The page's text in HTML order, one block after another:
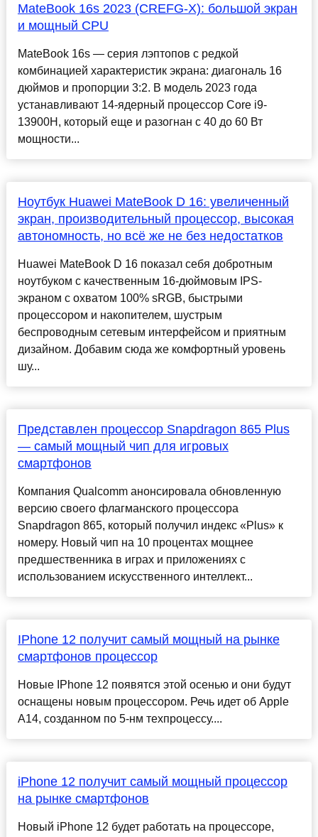
MateBook 16s 2023 (CREFG-X): большой экран
и мощный CPU
MateBook 16s — серия лэптопов с редкой
комбинацией характеристик экрана: диагональ 16
дюймов и пропорции 3:2. В модель 2023 года
устанавливают 14-ядерный процессор Core i9-
13900H, который еще и разогнан с 40 до 60 Вт
мощности...
Ноутбук Huawei MateBook D 16: увеличенный
экран, производительный процессор, высокая
автономность, но всё же не без недостатков
Huawei MateBook D 16 показал себя добротным
ноутбуком с качественным 16-дюймовым IPS-
экраном с охватом 100% sRGB, быстрыми
процессором и накопителем, шустрым
беспроводным сетевым интерфейсом и приятным
дизайном. Добавим сюда же комфортный уровень
шу...
Представлен процессор Snapdragon 865 Plus
— самый мощный чип для игровых
смартфонов
Компания Qualcomm анонсировала обновленную
версию своего флагманского процессора
Snapdragon 865, который получил индекс «Plus» к
номеру. Новый чип на 10 процентах мощнее
предшественника в играх и приложениях с
использованием искусственного интеллект...
IPhone 12 получит самый мощный на рынке
смартфонов процессор
Новые IPhone 12 появятся этой осенью и они будут
оснащены новым процессором. Речь идет об Apple
A14, созданном по 5-нм техпроцессу....
iPhone 12 получит самый мощный процессор
на рынке смартфонов
Новый iPhone 12 будет работать на процессоре,